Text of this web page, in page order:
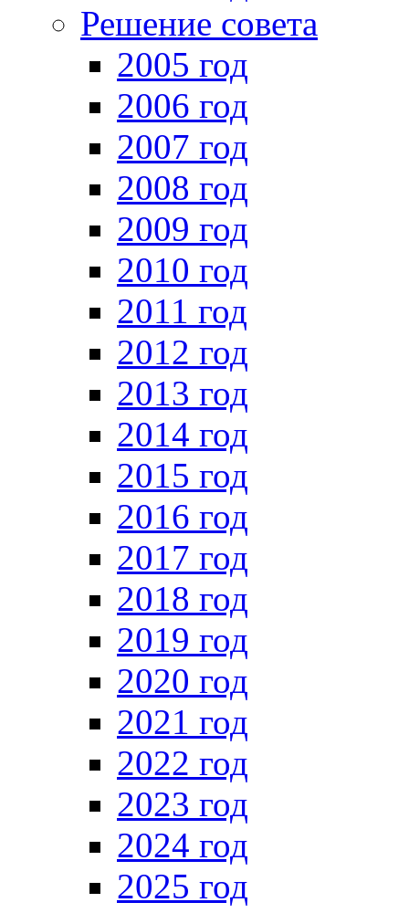
Решение совета
2005 год
2006 год
2007 год
2008 год
2009 год
2010 год
2011 год
2012 год
2013 год
2014 год
2015 год
2016 год
2017 год
2018 год
2019 год
2020 год
2021 год
2022 год
2023 год
2024 год
2025 год